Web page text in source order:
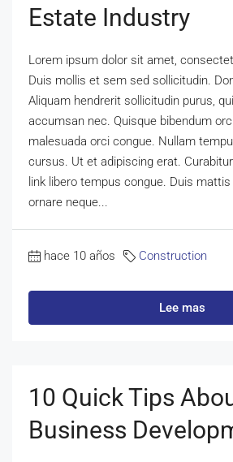
Estate Industry
Lorem ipsum dolor sit amet,
Duis mollis et sem sed sollicitudin.
Aliquam hendrerit sollicitudin purus,
accumsan nec. Quisque bibendum
malesuada orci congue. Nullam
cursus. Ut et adipiscing erat.
link libero tempus congue. Duis
ornare neque...
hace 10 años Construction
Lee mas
10 Quick Tips
Business